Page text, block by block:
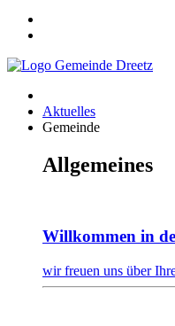
Aktuelles
Gemeinde
Allgemeines
Willkommen in
wir freuen uns über